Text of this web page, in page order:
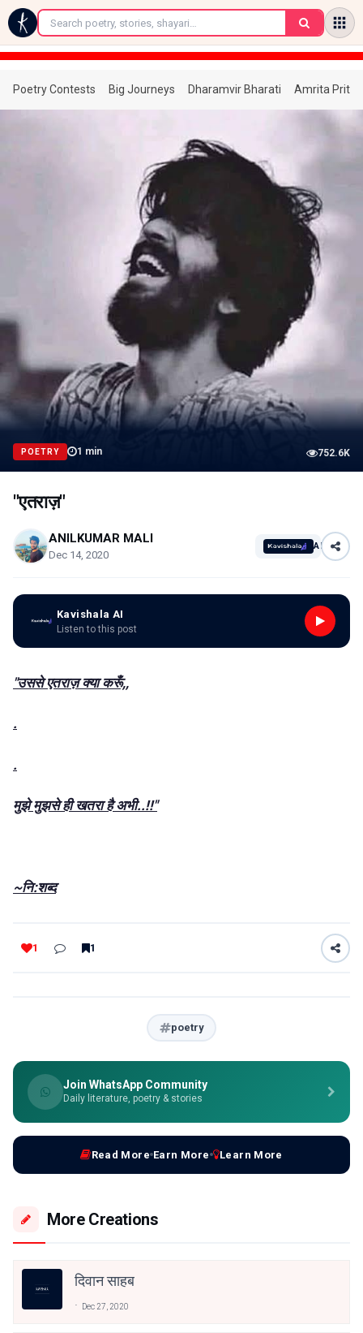
←
Poetry Contests Big Journeys Dharamvir Bharati Amrita
POETRY 1 min 752.6K
"एतराज़"
ANILKUMAR MALI
Dec 14, 2020
AI
Kavishala AI
Listen to this post
"उससे एतराज़ क्या करूँ,,
.
.
मुझे मुझसे ही खतरा है अभी..!!"
~नि:शब्द
1 1
poetry
Join WhatsApp Community
Daily literature, poetry & stories
Read More Earn More Learn More
More Creations
दिवान साहब
Dec 27, 2020